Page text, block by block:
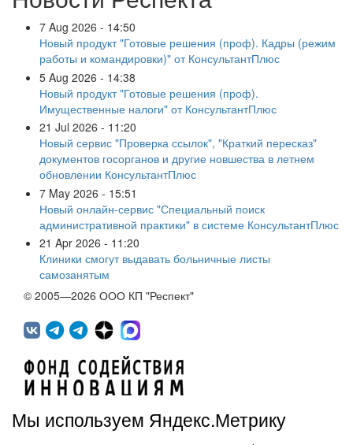
7 Aug 2026 - 14:50
Новый продукт "Готовые решения (проф). Кадры (режим
работы и командировки)" от КонсультантПлюс
5 Aug 2026 - 14:38
Новый продукт "Готовые решения (проф).
Имущественные налоги" от КонсультантПлюс
21 Jul 2026 - 11:20
Новый сервис "Проверка ссылок", "Краткий пересказ"
документов госорганов и другие новшества в летнем
обновлении КонсультантПлюс
7 May 2026 - 15:51
Новый онлайн-сервис "Специальный поиск
административной практики" в системе КонсультантПлюс
21 Apr 2026 - 11:20
Клиники смогут выдавать больничные листы
самозанятым
© 2005—2026 ООО КП "Респект"
Мы используем Яндекс.Метрику